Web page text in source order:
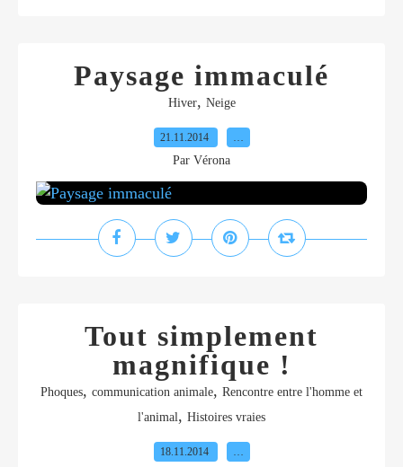
Paysage immaculé
Hiver, Neige
21.11.2014 …
Par Vérona
Tout simplement
magnifique !
Phoques, communication animale, Rencontre entre l'homme et
l'animal, Histoires vraies
18.11.2014 …